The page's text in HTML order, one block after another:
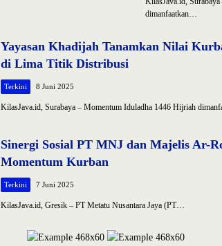
dimanfaatkan…
Yayasan Khadijah Tanamkan Nilai
di Lima Titik Distribusi
Terkini 8 Juni 2025
KilasJava.id, Surabaya – Momentum Iduladha 1446 Hijriah
Sinergi Sosial PT MNJ dan Majelis Ar-
Momentum Kurban
Terkini 7 Juni 2025
KilasJava.id, Gresik – PT Metatu Nusantara Jaya (PT…